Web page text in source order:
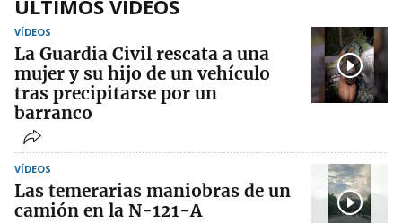
ÚLTIMOS VÍDEOS
VÍDEOS
La Guardia Civil rescata a una
mujer y su hijo de un vehículo
tras precipitarse por un
barranco
VÍDEOS
Las temerarias maniobras de un
camión en la N-121-A